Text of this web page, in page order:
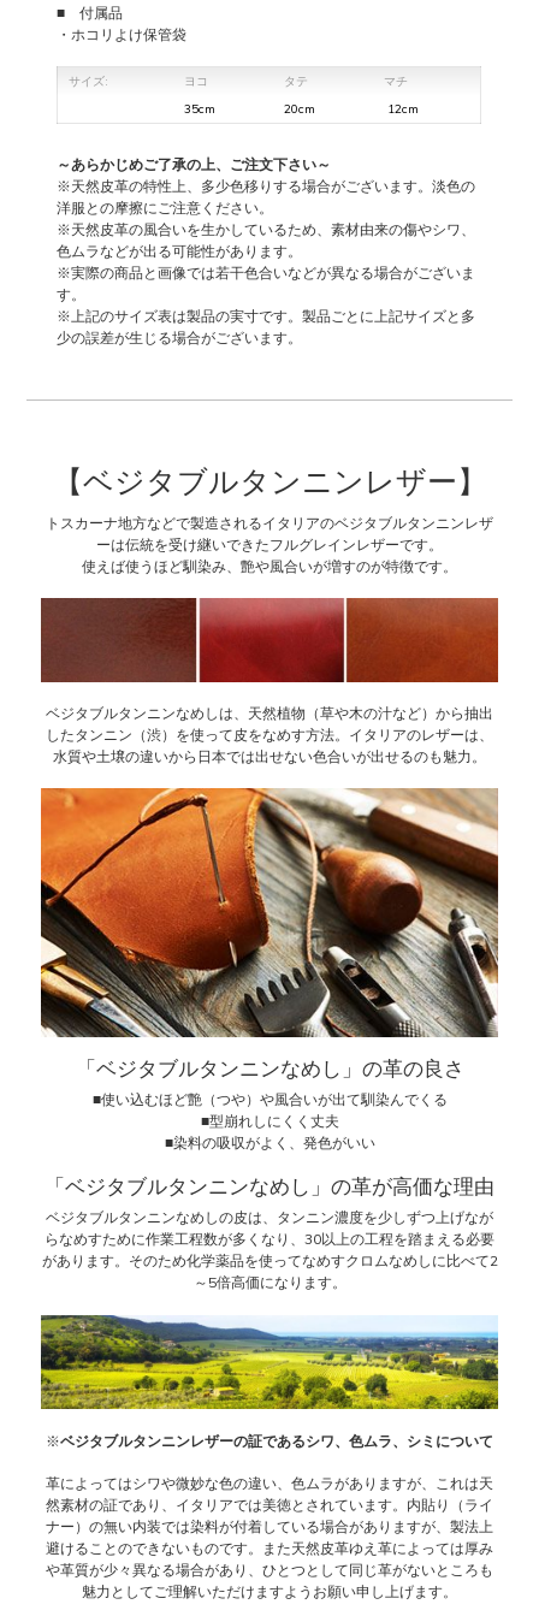
■ 付属品
・ホコリよけ保管袋
サイズ: ヨコ タテ
マチ
35cm
20cm 12cm
～あらかじめご了承の上、ご注文下さい～
※天然皮革の特性上、多少色移りする場合がございます。淡色の
洋服との摩擦にご注意ください。
※天然皮革の風合いを生かしているため、素材由来の傷やシワ、
色ムラなどが出る可能性があります。
※実際の商品と画像では若干色合いなどが異なる場合がございま
す。
※上記のサイズ表は製品の実寸です。製品ごとに上記サイズと多
少の誤差が生じる場合がございます。
【ベジタブルタンニンレザー】
トスカーナ地方などで製造されるイタリアのベジタブルタンニンレザ
ーは伝統を受け継いできたフルグレインレザーです。
使えば使うほど馴染み、艶や風合いが増すのが特徴です。
ベジタブルタンニンなめしは、天然植物（草や木の汁など）から抽出
したタンニン（渋）を使って皮をなめす方法。イタリアのレザーは、
水質や土壌の違いから日本では出せない色合いが出せるのも魅力。
「ベジタブルタンニンなめし」の革の良さ
■使い込むほど艶（つや）や風合いが出て馴染んでくる
■型崩れしにくく丈夫
■染料の吸収がよく、発色がいい
「ベジタブルタンニンなめし」の革が高価な理由
ベジタブルタンニンなめしの皮は、タンニン濃度を少しずつ上げなが
らなめすために作業工程数が多くなり、30以上の工程を踏まえる必要
があります。そのため化学薬品を使ってなめすクロムなめしに比べて2
～5倍高価になります。
※ベジタブルタンニンレザーの証であるシワ、色ムラ、シミについて
革によってはシワや微妙な色の違い、色ムラがありますが、これは天
然素材の証であり、イタリアでは美徳とされています。内貼り（ライ
ナー）の無い内装では染料が付着している場合がありますが、製法上
避けることのできないものです。また天然皮革ゆえ革によっては厚み
や革質が少々異なる場合があり、ひとつとして同じ革がないところも
魅力としてご理解いただけますようお願い申し上げます。